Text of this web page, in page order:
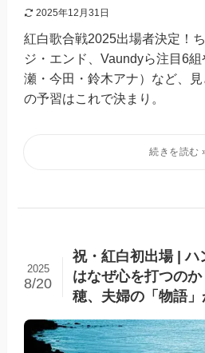
2025年12月31日
紅白歌合戦2025出場者決定！
ジ・エンド、Vaundyら注目6
瀬・今田・鈴木アナ）など、
の予習はこれで決まり。
祝・紅白初出場 | ハ
はなぜ心を打つの
穂、夫婦の「物語
2025
8/20